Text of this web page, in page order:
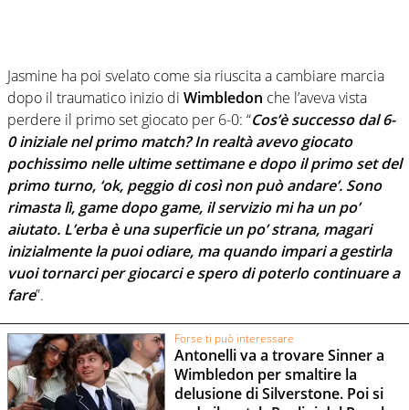
Jasmine ha poi svelato come sia riuscita a cambiare marcia
dopo il traumatico inizio di Wimbledon che l’aveva vista
perdere il primo set giocato per 6-0: “Cos’è successo dal 6-
0 iniziale nel primo match? In realtà avevo giocato
pochissimo nelle ultime settimane e dopo il primo set del
primo turno, ‘ok, peggio di così non può andare’. Sono
rimasta lì, game dopo game, il servizio mi ha un po’
aiutato. L’erba è una superficie un po’ strana, magari
inizialmente la puoi odiare, ma quando impari a gestirla
vuoi tornarci per giocarci e spero di poterlo continuare a
fare”.
Forse ti può interessare
Antonelli va a trovare Sinner a
Wimbledon per smaltire la
delusione di Silverstone. Poi si